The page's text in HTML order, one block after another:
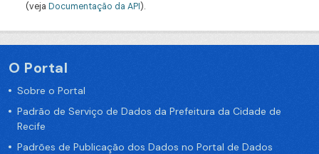
(veja Documentação da API).
O Portal
Sobre o Portal
Padrão de Serviço de Dados da Prefeitura da Cidade de
Recife
Padrões de Publicação dos Dados no Portal de Dados